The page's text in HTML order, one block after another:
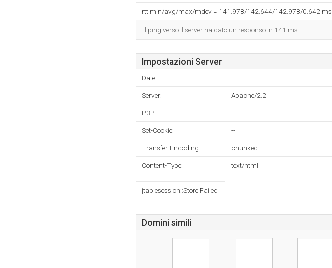
rtt min/avg/max/mdev = 141.978/142.644/142.978/0.642 ms
Il ping verso il server ha dato un responso in 141 ms.
Impostazioni Server
Date: --
Server: Apache/2.2
P3P: --
Set-Cookie: --
Transfer-Encoding: chunked
Content-Type: text/html
jtablesession::Store Failed
Domini simili